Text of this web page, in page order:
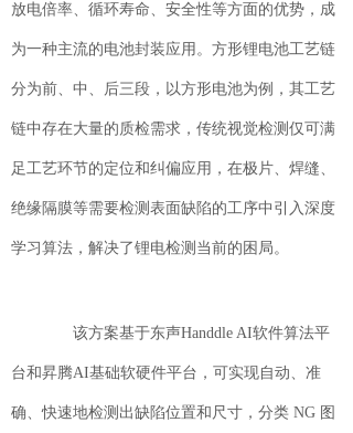
放电倍率、循环寿命、安全性等方面的优势，成
为一种主流的电池封装应用。方形锂电池工艺链
分为前、中、后三段，以方形电池为例，其工艺
链中存在大量的质检需求，传统视觉检测仅可满
足工艺环节的定位和纠偏应用，在极片、焊缝、
绝缘隔膜等需要检测表面缺陷的工序中引入深度
学习算法，解决了锂电检测当前的困局。
该方案基于东声Handdle AI软件算法平
台和昇腾AI基础软硬件平台，可实现自动、准
确、快速地检测出缺陷位置和尺寸，分类 NG 图